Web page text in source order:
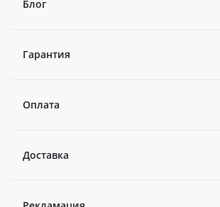
Блог
Гарантия
Оплата
Доставка